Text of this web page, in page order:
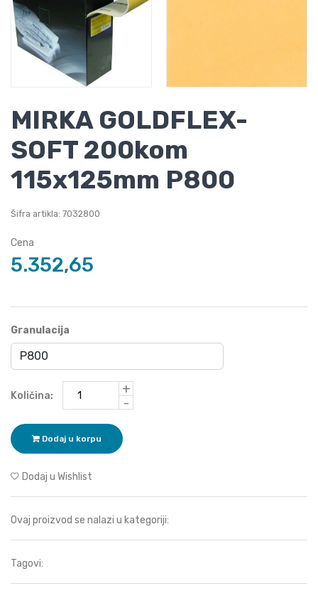
MIRKA GOLDFLEX-
SOFT 200kom
115x125mm P800
Šifra artikla: 7032800
Cena
5.352,65
Granulacija
Količina:
+
-
Dodaj u korpu
Dodaj u Wishlist
Ovaj proizvod se nalazi u kategoriji:
Tagovi: